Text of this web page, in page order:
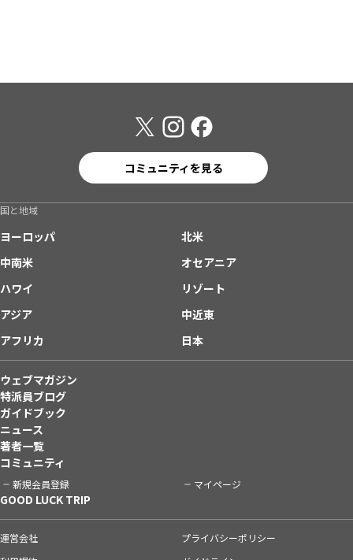
コミュニティを見る
国と地域
ヨーロッパ
北米
中南米
オセアニア
ハワイ
リゾート
アジア
中近東
アフリカ
日本
ウェブマガジン
特派員ブログ
ガイドブック
ニュース
著者一覧
コミュニティ
新規会員登録 マイページ
GOOD LUCK TRIP
運営会社
プライバシーポリシー